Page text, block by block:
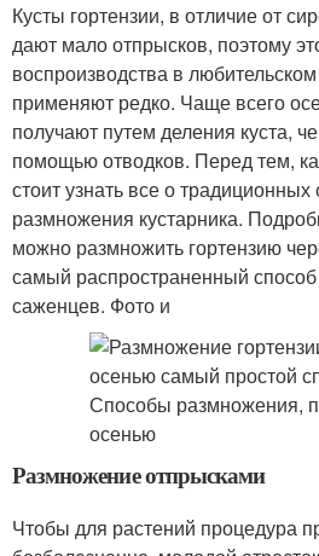
Кусты гортензии, в отличие от
дают мало отпрысков, поэтому
воспроизводства в
применяют редко. Чаще всего
получают путем деления куста,
помощью отводков. Перед тем,
стоит узнать все о
размножения кустарника.
можно размножить гортензию
самый распространенный
саженцев. Фото и
Размножение отпрысками
Чтобы для растений процедура